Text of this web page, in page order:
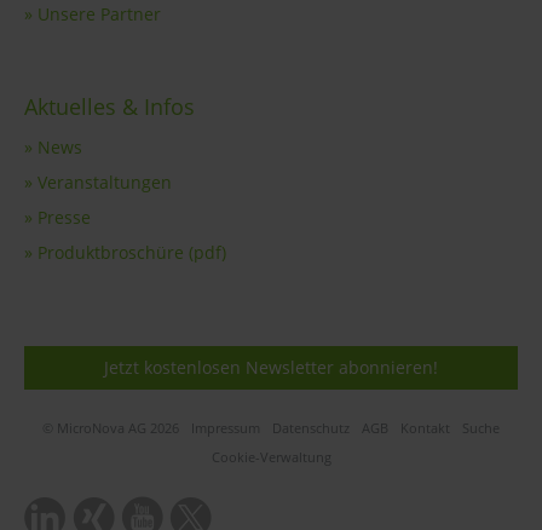
» Unsere Partner
Aktuelles & Infos
» News
» Veranstaltungen
» Presse
» Produktbroschüre (pdf)
Jetzt kostenlosen Newsletter abonnieren!
© MicroNova AG 2026 Impressum Datenschutz AGB Kontakt
Suche
Cookie-Verwaltung